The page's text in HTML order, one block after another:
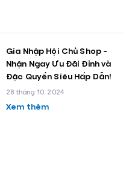
Gia Nhập Hội Chủ Shop -
Nhận Ngay Ưu Đãi Đỉnh và
Đặc Quyền Siêu Hấp Dẫn!
28 tháng 10, 2024
Xem thêm